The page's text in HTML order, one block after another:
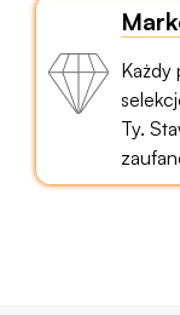
Każdy
Ty.